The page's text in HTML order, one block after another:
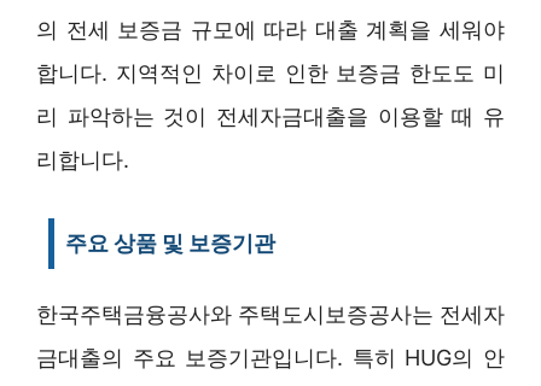
의 전세 보증금 규모에 따라 대출 계획을 세워야
합니다. 지역적인 차이로 인한 보증금 한도도 미
리 파악하는 것이 전세자금대출을 이용할 때 유
리합니다.
주요 상품 및 보증기관
한국주택금융공사와 주택도시보증공사는 전세자
금대출의 주요 보증기관입니다. 특히 HUG의 안